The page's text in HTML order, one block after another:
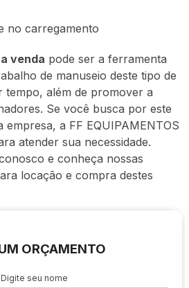
no carregamento
venda pode ser a ferramenta
de manuseio deste tipo de
tempo, além de promover a
Se você busca por este
empresa, a FF EQUIPAMENTOS
atender sua necessidade.
e conheça nossas
locação e compra destes
ORÇAMENTO
Digite seu nome